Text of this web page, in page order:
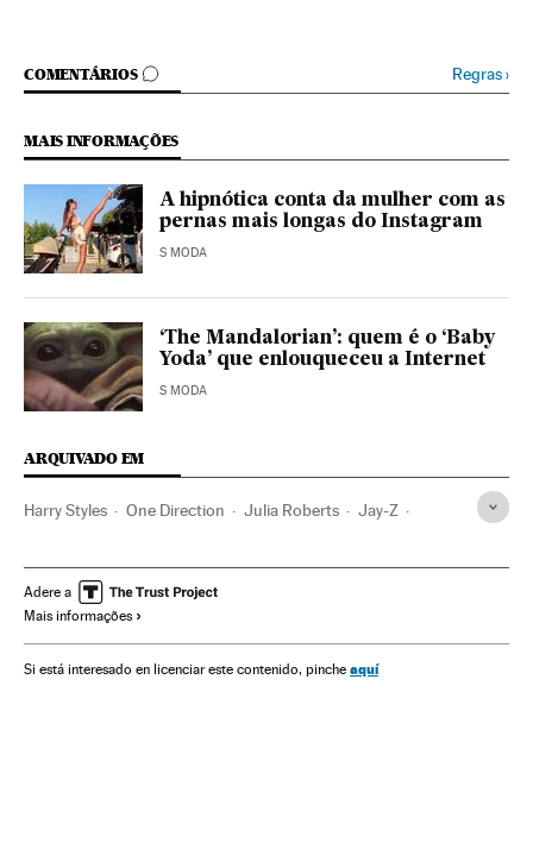
COMENTÁRIOS
COMENTÁRIOS Regras›
MAIS INFORMAÇÕES
A hipnótica conta da mulher com as
pernas mais longas do Instagram
S MODA
‘The Mandalorian’: quem é o ‘Baby
Yoda’ que enlouqueceu a Internet
S MODA
ARQUIVADO EM
Harry Styles One Direction Julia Roberts Jay-Z
Adere a
Mais informações
Si está interesado en licenciar este contenido, pinche aquí